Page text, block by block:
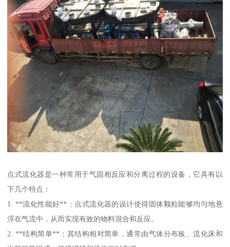
点式流化器是一种常用于气固相反应和分离过程的设备，它具有以
下几个特点：
1. **流化性能好**：点式流化器的设计使得固体颗粒能够均匀地悬
浮在气流中，从而实现有效的物料混合和反应。
2. **结构简单**：其结构相对简单，通常由气体分布板、流化床和